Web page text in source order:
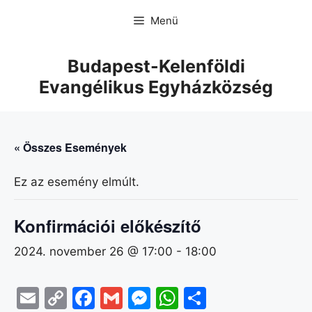
Menü
Budapest-Kelenföldi
Evangélikus Egyházközség
« Összes Események
Ez az esemény elmúlt.
Konfirmációi előkészítő
2024. november 26 @ 17:00 - 18:00
E C F G M W